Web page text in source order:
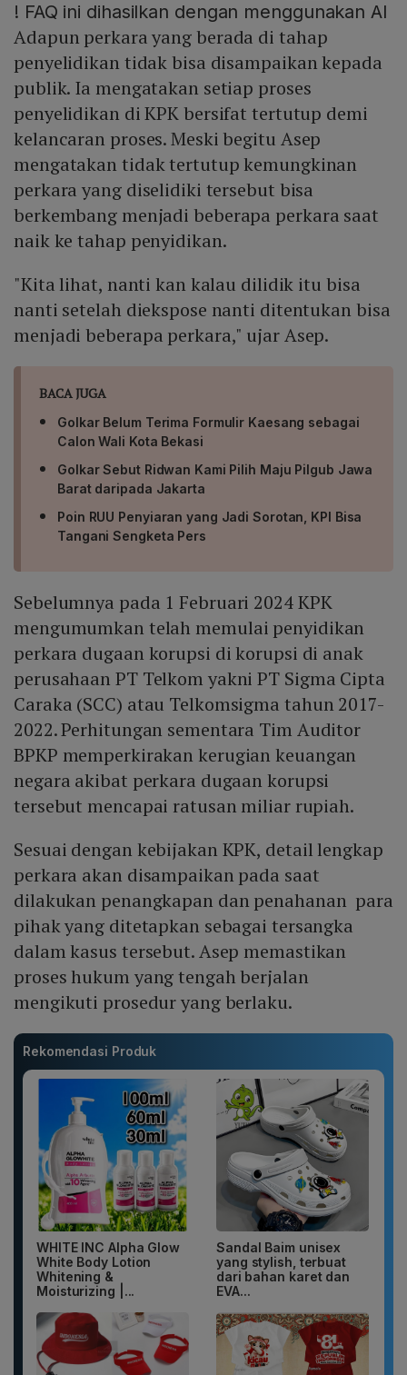
! FAQ ini dihasilkan dengan menggunakan AI
Adapun perkara yang berada di tahap
penyelidikan tidak bisa disampaikan kepada
publik. Ia mengatakan setiap proses
penyelidikan di KPK bersifat tertutup demi
kelancaran proses. Meski begitu Asep
mengatakan tidak tertutup kemungkinan
perkara yang diselidiki tersebut bisa
berkembang menjadi beberapa perkara saat
naik ke tahap penyidikan.
"Kita lihat, nanti kan kalau dilidik itu bisa
nanti setelah diekspose nanti ditentukan bisa
menjadi beberapa perkara," ujar Asep.
BACA JUGA
Golkar Belum Terima Formulir Kaesang sebagai
Calon Wali Kota Bekasi
Golkar Sebut Ridwan Kami Pilih Maju Pilgub Jawa
Barat daripada Jakarta
Poin RUU Penyiaran yang Jadi Sorotan, KPI Bisa
Tangani Sengketa Pers
Sebelumnya pada 1 Februari 2024 KPK
mengumumkan telah memulai penyidikan
perkara dugaan korupsi di korupsi di anak
perusahaan PT Telkom yakni PT Sigma Cipta
Caraka (SCC) atau Telkomsigma tahun 2017-
2022. Perhitungan sementara Tim Auditor
BPKP memperkirakan kerugian keuangan
negara akibat perkara dugaan korupsi
tersebut mencapai ratusan miliar rupiah.
Sesuai dengan kebijakan KPK, detail lengkap
perkara akan disampaikan pada saat
dilakukan penangkapan dan penahanan para
pihak yang ditetapkan sebagai tersangka
dalam kasus tersebut. Asep memastikan
proses hukum yang tengah berjalan
mengikuti prosedur yang berlaku.
Rekomendasi Produk
WHITE INC Alpha Glow
White Body Lotion
Whitening &
Moisturizing |...
Sandal Baim unisex
yang stylish, terbuat
dari bahan karet dan
EVA...